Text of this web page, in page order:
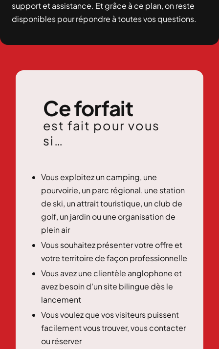
support et assistance. Et grâce à ce plan, on reste
disponibles pour répondre à toutes vos questions.
Ce forfait
est fait pour vous
si…
Vous exploitez un camping, une
pourvoirie, un parc régional, une station
de ski, un attrait touristique, un club de
golf, un jardin ou une organisation de
plein air
Vous souhaitez présenter votre offre et
votre territoire de façon professionnelle
Vous avez une clientèle anglophone et
avez besoin d'un site bilingue dès le
lancement
Vous voulez que vos visiteurs puissent
facilement vous trouver, vous contacter
ou réserver